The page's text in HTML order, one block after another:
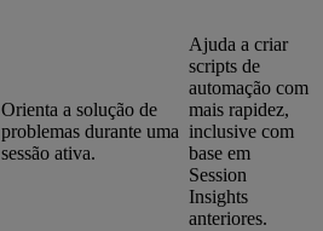
Orienta a solução de
problemas durante uma
sessão ativa.
Ajuda a criar
scripts de
automação com
mais rapidez,
inclusive com
base em
Session
Insights
anteriores.